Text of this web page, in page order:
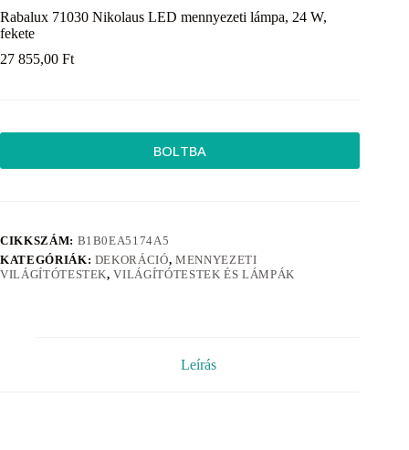
Rabalux 71030 Nikolaus LED mennyezeti lámpa, 24 W,
fekete
27 855,00 Ft
BOLTBA
CIKKSZÁM: B1B0EA5174A5
KATEGÓRIÁK: DEKORÁCIÓ, MENNYEZETI
VILÁGÍTÓTESTEK,VILÁGÍTÓTESTEK ÉS LÁMPÁK
Leírás